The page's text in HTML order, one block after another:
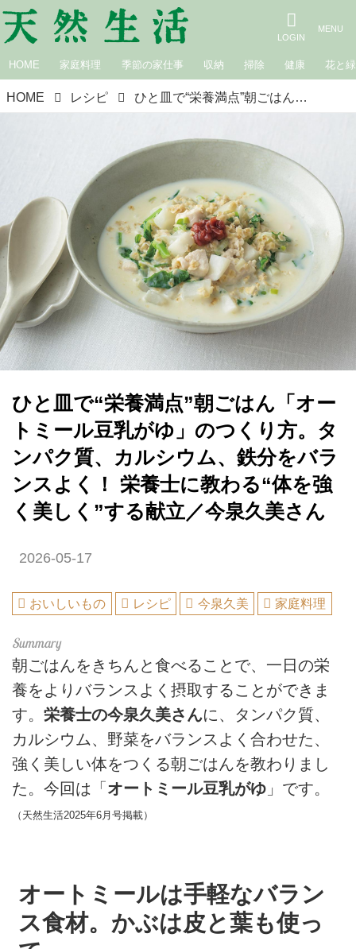
HOME 家庭料理 季節の家仕事 収納 掃除 健康 花と緑
HOME レシピ ひと皿で“栄養満点”朝ごはん「オートミール豆乳がゆ」のつくり方。タンパク質、カルシウム、鉄分をバランスよく！ 栄養士に教わる“体を強く美しく”する献立／今泉久美さん
ひと皿で“栄養満点”朝ごはん「オー
トミール豆乳がゆ」のつくり方。タ
ンパク質、カルシウム、鉄分をバラ
ンスよく！ 栄養士に教わる“体を強
く美しく”する献立／今泉久美さん
2026-05-17
おいしいもの レシピ 今泉久美 家庭料理
朝ごはんをきちんと食べることで、一日の栄
養をよりバランスよく摂取することができま
す。 栄養士の今泉久美さんに、タンパク質、
カルシウム、野菜をバランスよく合わせた、
強く美しい体をつくる朝ごはんを教わりまし
た。今回は「 オートミール豆乳がゆ 」です。
（天然生活2025年6月号掲載）
オートミールは手軽なバラン
ス食材。かぶは皮と葉も使っ